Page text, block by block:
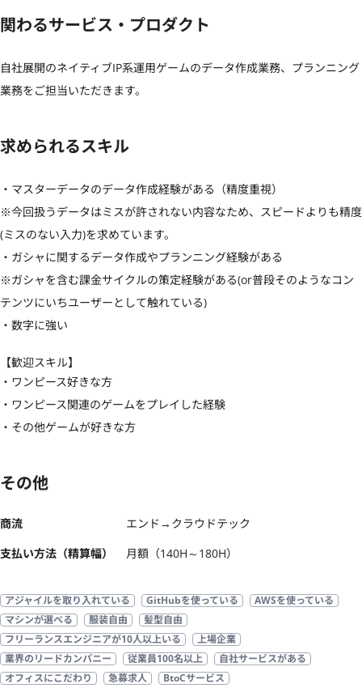
関わるサービス・プロダクト
自社展開のネイティブIP系運用ゲームのデータ作成業務、プランニング
業務をご担当いただきます。
求められるスキル
・マスターデータのデータ作成経験がある（精度重視）
※今回扱うデータはミスが許されない内容なため、スピードよりも精度
(ミスのない入力)を求めています。
・ガシャに関するデータ作成やプランニング経験がある
※ガシャを含む課金サイクルの策定経験がある(or普段そのようなコン
テンツにいちユーザーとして触れている)
・数字に強い
【歓迎スキル】
・ワンピース好きな方
・ワンピース関連のゲームをプレイした経験
・その他ゲームが好きな方
その他
商流
エンド→クラウドテック
支払い方法（精算幅）
月額（140H～180H）
アジャイルを取り入れている GitHubを使っている
AWSを使っている
マシンが選べる
服装自由
髪型自由
フリーランスエンジニアが10人以上いる
上場企業
業界のリードカンパニー
従業員100名以上
自社サービスがある
オフィスにこだわり
急募求人
BtoCサービス